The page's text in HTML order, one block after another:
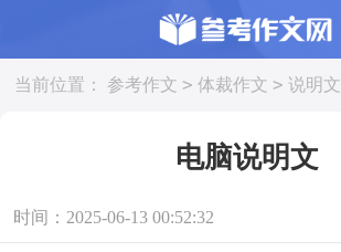
当前位置： 参考作文 > 体裁作文 > 说明文
电脑说明文
时间：2025-06-13 00:52:32